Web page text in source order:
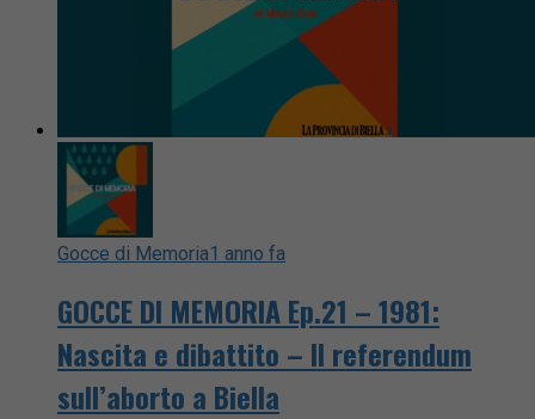
Gocce di Memoria1 anno fa
GOCCE DI MEMORIA Ep.21 – 1981:
Nascita e dibattito – Il referendum
sull’aborto a Biella